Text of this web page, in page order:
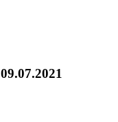
09.07.2021